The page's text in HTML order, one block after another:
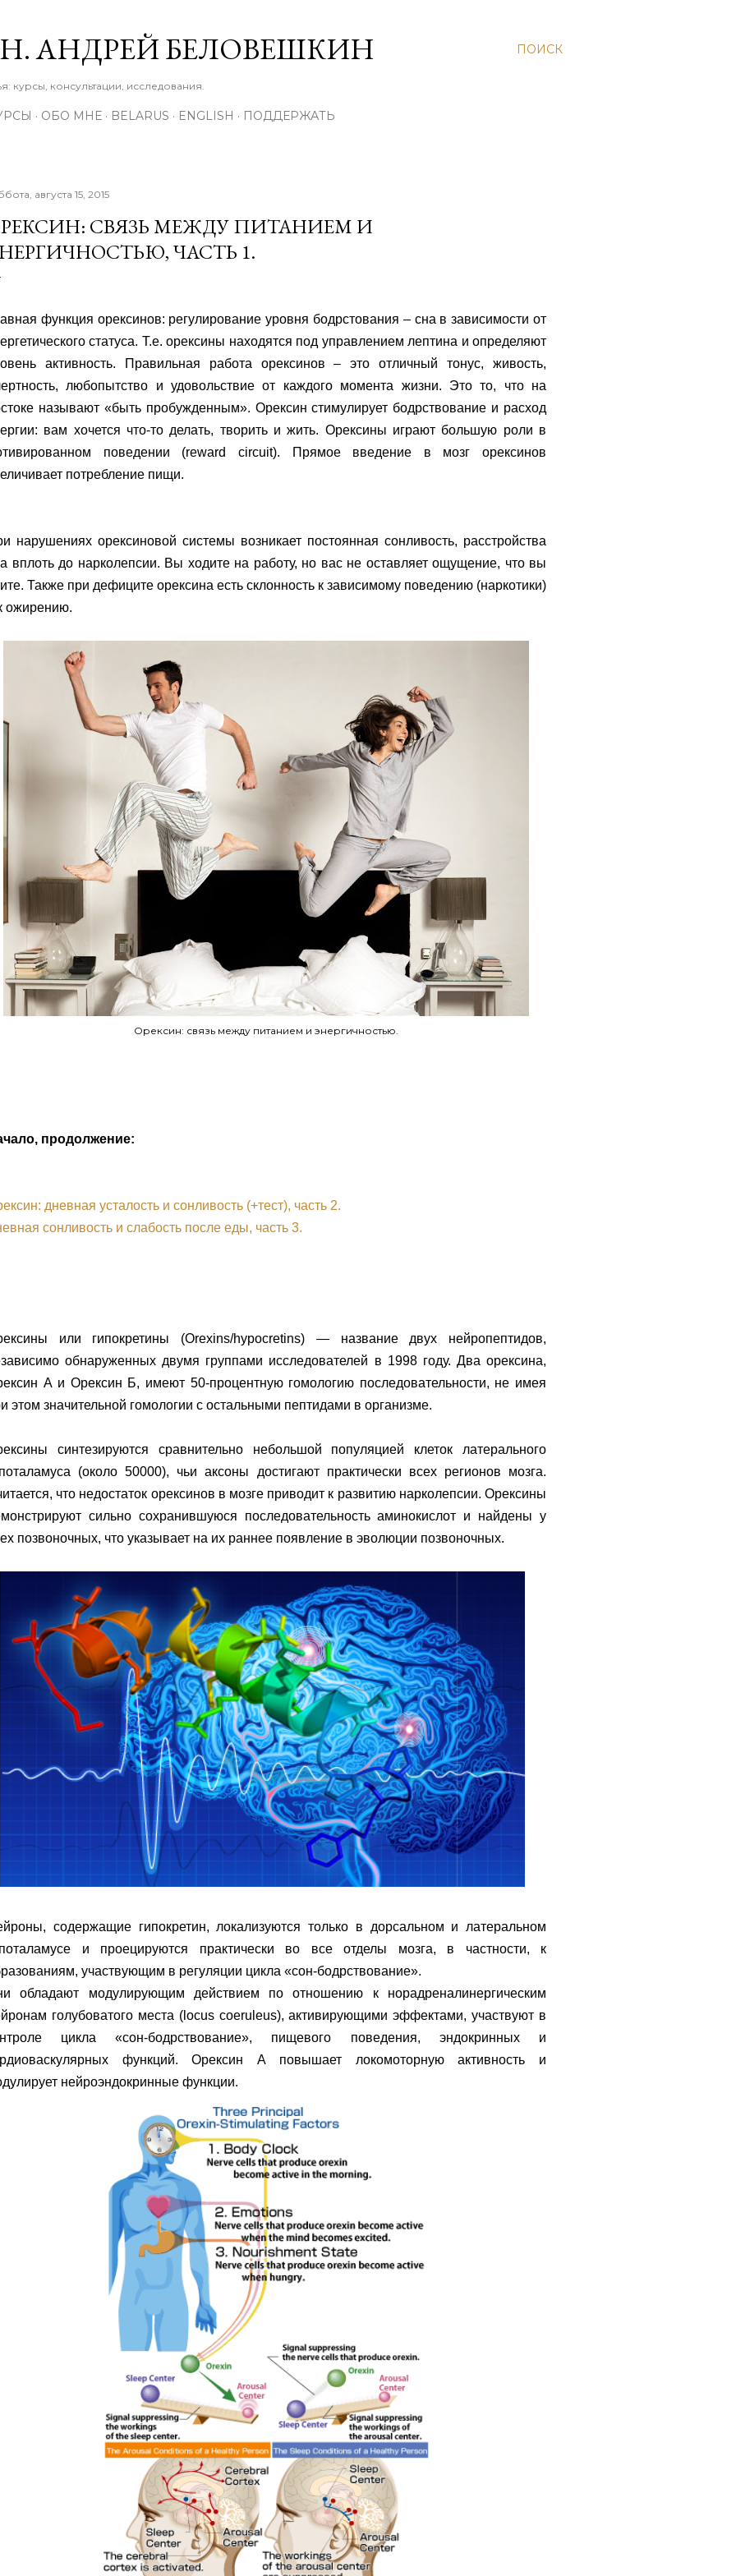
ПОИСК
АНДРЕЙ БЕЛОВЕШКИН
курсы, консультации, исследования.
ОБО МНЕ BELARUS ENGLISH ПОДДЕРЖАТЬ
августа 15, 2015
СВЯЗЬ МЕЖДУ ПИТАНИЕМ И
ЧАСТЬ 1.
функция орексинов: регулирование уровня бодрстования – сна в зависимости от
статуса. Т.е. орексины находятся под управлением лептина и определяют
активность. Правильная работа орексинов – это отличный тонус, живость,
любопытство и удовольствие от каждого момента жизни. Это то, что на
называют «быть пробужденным». Орексин стимулирует бодрствование и расход
вам хочется что-то делать, творить и жить. Орексины играют большую роли в
поведении (reward circuit). Прямое введение в мозг орексинов
потребление пищи.
нарушениях орексиновой системы возникает постоянная сонливость, расстройства
вплоть до нарколепсии. Вы ходите на работу, но вас не оставляет ощущение, что вы
Также при дефиците орексина есть склонность к зависимому поведению (наркотики)
ожирению.
Орексин: связь между питанием и энергичностью.
продолжение:
дневная усталость и сонливость (+тест), часть 2.
сонливость и слабость после еды, часть 3.
или гипокретины (Orexins/hypocretins) — название двух нейропептидов,
обнаруженных двумя группами исследователей в 1998 году. Два орексина,
А и Орексин Б, имеют 50-процентную гомологию последовательности, не имея
этом значительной гомологии с остальными пептидами в организме.
синтезируются сравнительно небольшой популяцией клеток латерального
(около 50000), чьи аксоны достигают практически всех регионов мозга.
что недостаток орексинов в мозге приводит к развитию нарколепсии. Орексины
сильно сохранившуюся последовательность аминокислот и найдены у
позвоночных, что указывает на их раннее появление в эволюции позвоночных.
содержащие гипокретин, локализуются только в дорсальном и латеральном
и проецируются практически во все отделы мозга, в частности, к
участвующим в регуляции цикла «сон-бодрствование».
обладают модулирующим действием по отношению к норадреналинергическим
голубоватого места (locus coeruleus), активирующими эффектами, участвуют в
цикла «сон-бодрствование», пищевого поведения, эндокринных и
функций. Орексин А повышает локомоторную активность и
нейроэндокринные функции.